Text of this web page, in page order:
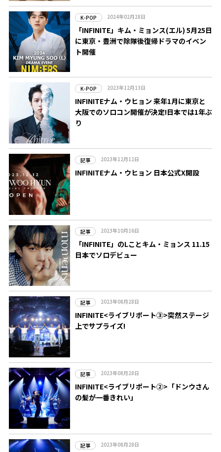
K-POP 2024年02月28日
「INFINITE」キム・ミョンス(エル) 5月25日
に東京・豊洲で除隊後復帰ドラマのイベン
ト開催
K-POP 2023年12月13日
INFINITEナム・ウヒョン 来年1月に東京と
大阪でのソロコン開催が決定!日本では1年ぶ
り
記事 2023年12月12日
INFINITEナム・ウヒョン 日本公式X開設
記事 2023年10月16日
「INFINITE」のLことキム・ミョンス 11.15
日本でソロデビュー
記事 2023年08月28日
INFINITE<ライブリポート③>突然ステージ
上でサプライズ!
記事 2023年08月28日
INFINITE<ライブリポート②>「ドンウさん
の髪が一番きれい」
記事 2023年08月28日